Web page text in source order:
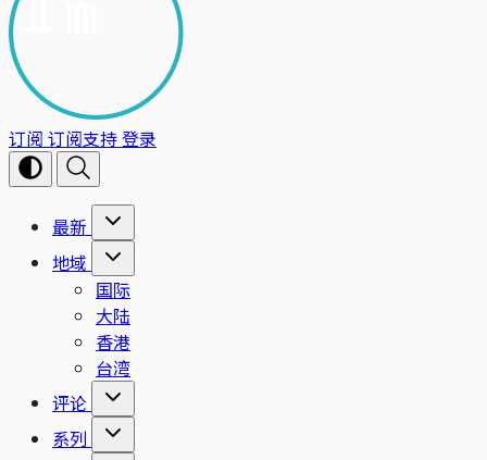
订阅 订阅支持登录
最新
地域
国际
大陆
香港
台湾
评论
系列